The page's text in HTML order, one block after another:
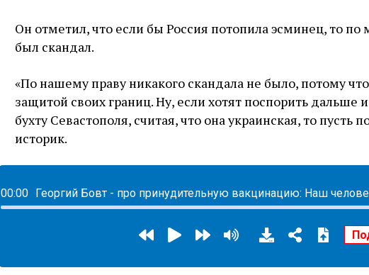
Он отметил, что если бы Россия потопила эсминец, то
был скандал.
«По нашему праву никакого скандала не было, потому
защитой своих границ. Ну, если хотят поспорить дальше
бухту Севастополя, считая, что она украинская, то пусть
историк.
00:00